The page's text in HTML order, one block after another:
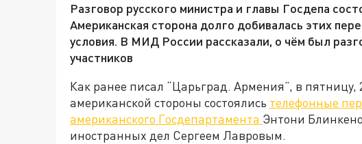
Разговор русского министра и главы Госдепа
Американская сторона долго добивалась этих
условия. В МИД России рассказали, о чём был
участников
Как ранее писал “Царьград. Армения”, в
американской стороны состоялись телефонные
американского Госдепартамента Энтони
иностранных дел Сергеем Лавровым.